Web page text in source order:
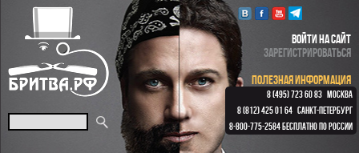
ВОЙТИ НА САЙТ
ЗАРЕГИСТРИРОВАТЬСЯ
ПОЛЕЗНАЯ ИНФОРМАЦИЯ
8 (495) 723 60 83 МОСКВА
8 (812) 425 01 64 САНКТ-ПЕТЕРБУРГ
8-800-775-2584 БЕСПЛАТНО ПО РОССИИ